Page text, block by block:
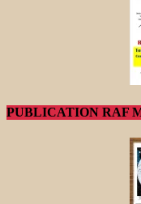
PUBLICATION RAF